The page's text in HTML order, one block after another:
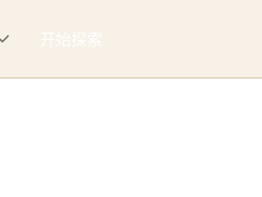
开始探索